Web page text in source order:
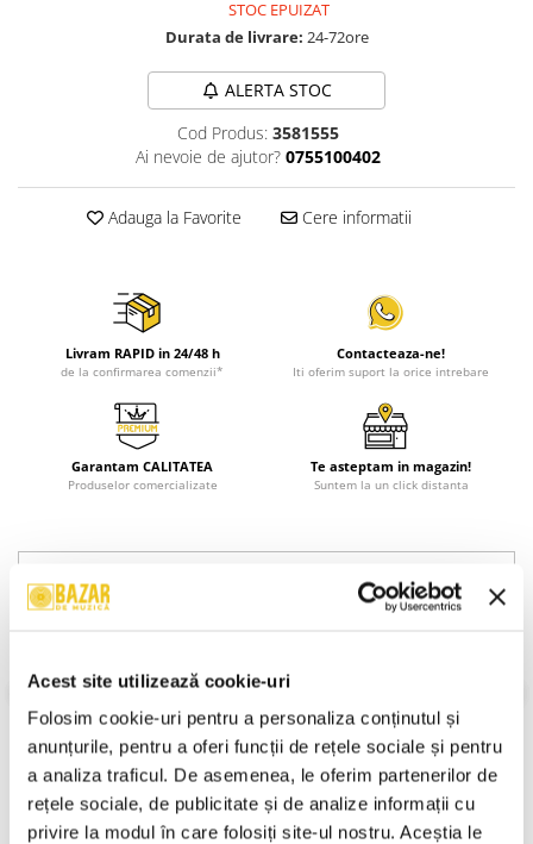
Acest site utilizează cookie-uri
Folosim cookie-uri pentru a personaliza conținutul și
anunțurile, pentru a oferi funcții de rețele sociale și pentru
a analiza traficul. De asemenea, le oferim partenerilor de
rețele sociale, de publicitate și de analize informații cu
privire la modul în care folosiți site-ul nostru. Aceștia le
STOC EPUIZAT
Durata de livrare: 24-72ore
ALERTA STOC
Cod Produs: 3581555
Ai nevoie de ajutor? 0755100402
Adauga la Favorite Cere informatii
Livram RAPID in 24/48 h
de la confirmarea comenzii*
Contacteaza-ne!
Iti oferim suport la orice intrebare
Garantam CALITATEA
Produselor comercializate
Te asteptam in magazin!
Suntem la un click distanta
An Lansare:
1998
Stil:Alternative Rock
Stare Disc:Mint (M)
Stare Coperta: Near Mint (NM or M-)
Informatii conformitate produs
Review-uri(0)